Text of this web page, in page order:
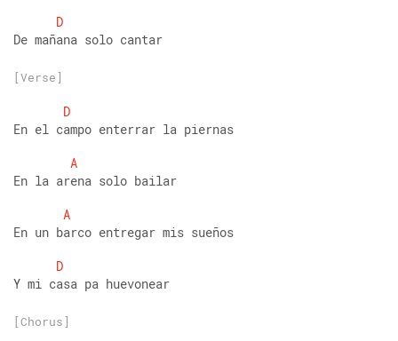
D
De mañana solo cantar
[Verse]
D
En el campo enterrar la piernas
A
En la arena solo bailar
A
En un barco entregar mis sueños
D
Y mi casa pa huevonear
[Chorus]